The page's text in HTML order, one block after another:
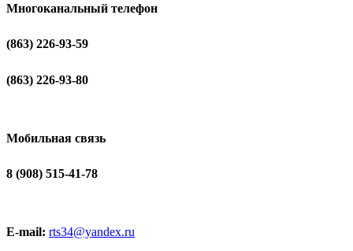
Многоканальный телефон
(863) 226-93-59
(863) 226-93-80
Мобильная связь
8 (908) 515-41-78
E-mail: rts34@yandex.ru